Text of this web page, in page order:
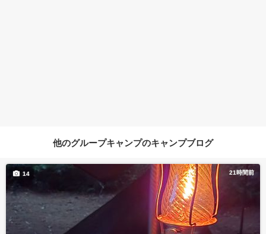
他のグループキャンプのキャンプブログ
21時間前
14